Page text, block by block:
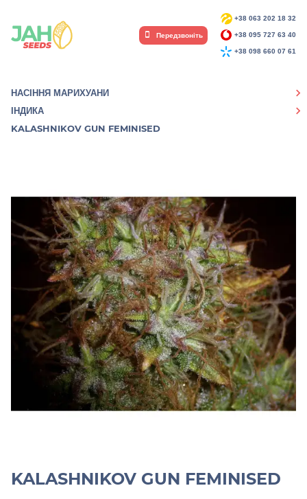
+38 063 202 18 32
+38 095 727 63 40
+38 098 660 07 61
Передзвоніть
НАСІННЯ МАРИХУАНИ
ІНДИКА
KALASHNIKOV GUN FEMINISED
KALASHNIKOV GUN FEMINISED